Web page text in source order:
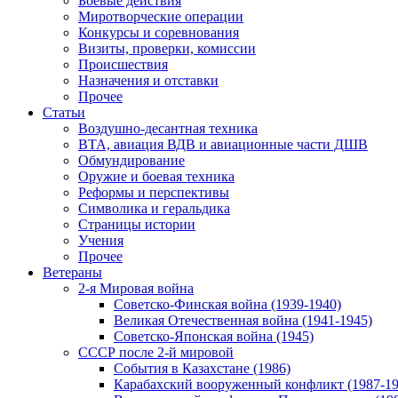
Миротворческие операции
Конкурсы и соревнования
Визиты, проверки, комиссии
Происшествия
Назначения и отставки
Прочее
Статьи
Воздушно-десантная техника
ВТА, авиация ВДВ и авиационные части ДШВ
Обмундирование
Оружие и боевая техника
Реформы и перспективы
Символика и геральдика
Страницы истории
Учения
Прочее
Ветераны
2-я Мировая война
Советско-Финская война (1939-1940)
Великая Отечественная война (1941-1945)
Советско-Японская война (1945)
СССР после 2-й мировой
События в Казахстане (1986)
Карабахский вооруженный конфликт (1987-